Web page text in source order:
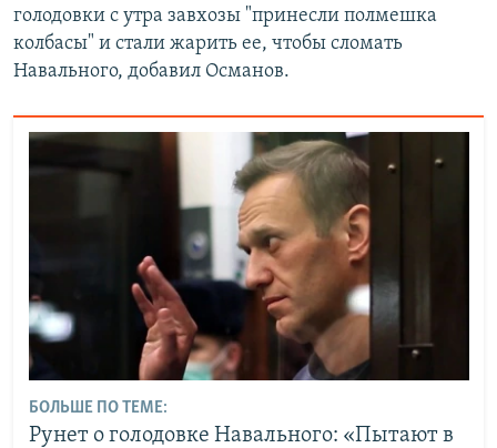
голодовки с утра завхозы "принесли полмешка
колбасы" и стали жарить ее, чтобы сломать
Навального, добавил Османов.
БОЛЬШЕ ПО ТЕМЕ:
Рунет о голодовке Навального: «Пытают в